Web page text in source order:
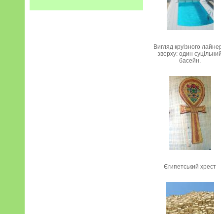
Вигляд круізного
зверху: один
басейн.
Єгипетський хрест